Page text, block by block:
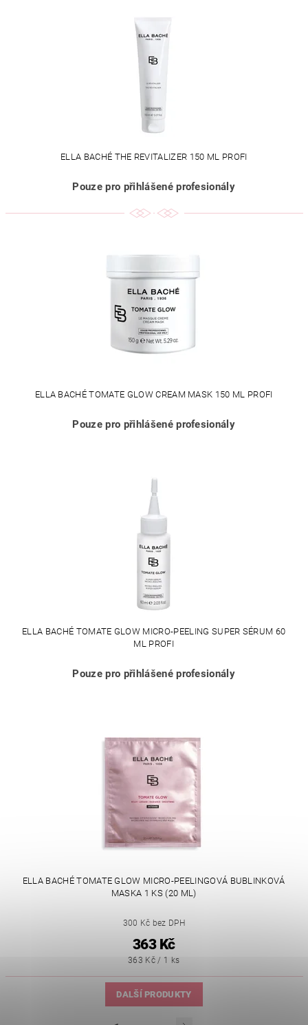
ELLA BACHÉ THE REVITALIZER 150 ML PROFI
Pouze pro přihlášené profesionály
ELLA BACHÉ TOMATE GLOW CREAM MASK 150 ML PROFI
Pouze pro přihlášené profesionály
ELLA BACHÉ TOMATE GLOW MICRO-PEELING SUPER SÉRUM 60
ML PROFI
Pouze pro přihlášené profesionály
ELLA BACHÉ TOMATE GLOW MICRO-PEELINGOVÁ BUBLINKOVÁ
MASKA 1 KS (20 ML)
300 Kč bez DPH
363 Kč
363 Kč / 1 ks
DALŠÍ PRODUKTY